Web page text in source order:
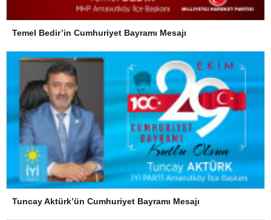
Temel Bedir’in Cumhuriyet Bayramı Mesajı
Tuncay Aktürk’ün Cumhuriyet Bayramı Mesajı